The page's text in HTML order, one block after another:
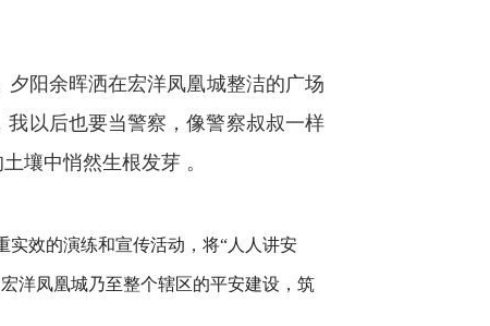
阳余晖洒在宏洋凤凰城整洁的广场
以后也要当警察，像警察叔叔一样
壤中悄然生根发芽 。
效的演练和宣传活动，将“人人讲安
洋凤凰城乃至整个辖区的平安建设，筑